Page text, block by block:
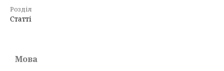
Розділ
Статті
Мова